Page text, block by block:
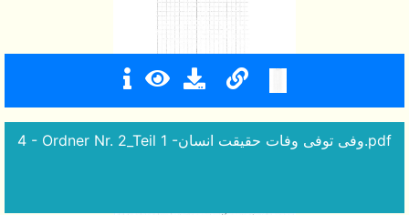
4 - Ordner Nr. 2_Teil 1 -وفی توفی وفات حقیقت انسان.pdf